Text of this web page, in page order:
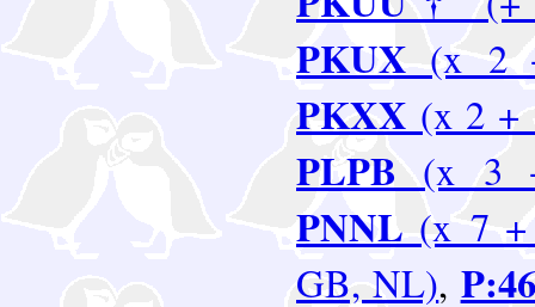
PKUX (x 2
PKXX (x 2 +
PLPB (x 3
PNNL (x 7 +
GB, NL),